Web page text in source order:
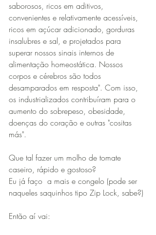
saborosos, ricos em aditivos,
convenientes e relativamente acessíveis,
ricos em açúcar adicionado, gorduras
insalubres e sal, e projetados para
superar nossos sinais internos de
alimentação homeostática. Nossos
corpos e cérebros são todos
desamparados em resposta". Com isso,
os industrializados contribuíram para o
aumento do sobrepeso, obesidade,
doenças do coração e outras "cositas
más".
Que tal fazer um molho de tomate
caseiro, rápido e gostoso?
Eu já faço  a mais e congelo (pode ser
naqueles saquinhos tipo Zip Lock, sabe?)
Então aí vai: